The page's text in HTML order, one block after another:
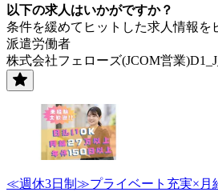
以下の求人はいかがですか？
条件を緩めてヒットした求人情報を
派遣労働者
株式会社フェローズ(JCOM営業
≪週休3日制≫プライベート充実×月